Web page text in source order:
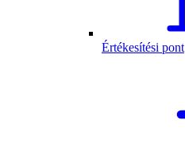
Értékesítési pont